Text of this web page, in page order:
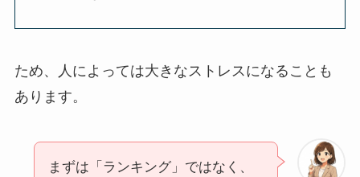
ため、人によっては大きなストレスになることも
あります。
まずは「ランキング」ではなく、